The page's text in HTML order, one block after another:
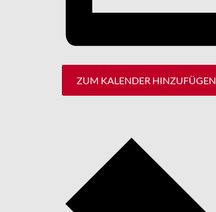
ZUM KALENDER HINZUFÜGEN